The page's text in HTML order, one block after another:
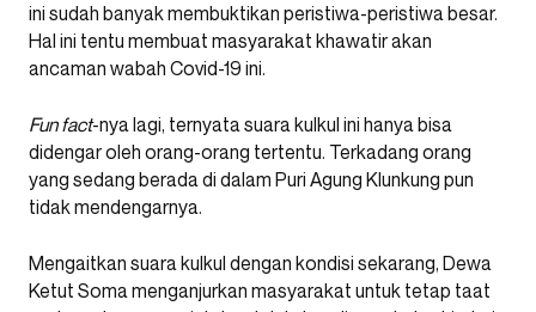
ini sudah banyak membuktikan peristiwa-peristiwa besar.
Hal ini tentu membuat masyarakat khawatir akan
ancaman wabah Covid-19 ini.
Fun fact-nya lagi, ternyata suara kulkul ini hanya bisa
didengar oleh orang-orang tertentu. Terkadang orang
yang sedang berada di dalam Puri Agung Klunkung pun
tidak mendengarnya.
Mengaitkan suara kulkul dengan kondisi sekarang, Dewa
Ketut Soma menganjurkan masyarakat untuk tetap taat